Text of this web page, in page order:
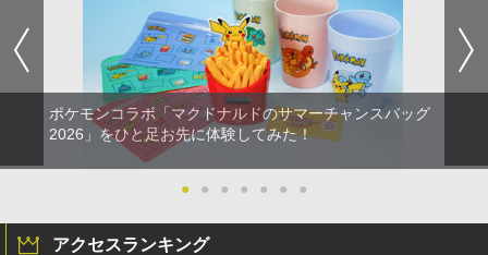
ポケモンコラボ「マクドナルドのサマーチャンスバッグ
2026」をひと足お先に体験してみた！
● ● ● ● ● ● ●
アクセスランキング